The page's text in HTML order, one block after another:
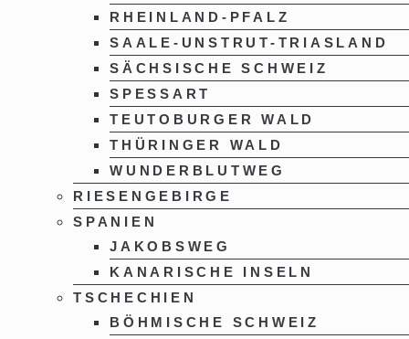
RHEINLAND-PFALZ
SAALE-UNSTRUT-TRIASLAND
SÄCHSISCHE SCHWEIZ
SPESSART
TEUTOBURGER WALD
THÜRINGER WALD
WUNDERBLUTWEG
RIESENGEBIRGE
SPANIEN
JAKOBSWEG
KANARISCHE INSELN
TSCHECHIEN
BÖHMISCHE SCHWEIZ